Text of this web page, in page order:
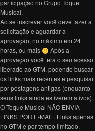
participação no Grupo Toque
Musical.
Ao se inscrever você deve fazer a
solicitação e aguardar a
aprovação, no máximo em 24
horas, ou mais
Após a
aprovação você terá o seu acesso
liberado ao GTM, podendo buscar
os links mais recentes e pesquisar
por postagens antigas (enquanto
seus links ainda estiverem ativos).
O Toque Musical NÃO ENVIA
LINKS POR E-MAIL. Links apenas
no GTM e por tempo limitado.